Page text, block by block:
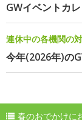
GWイベントカ
連休中の各機関の
今年(2026年)の
春のおでかけに